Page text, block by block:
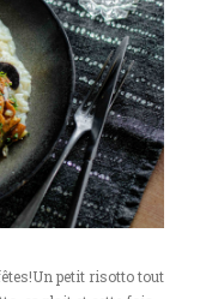
petit risotto tout